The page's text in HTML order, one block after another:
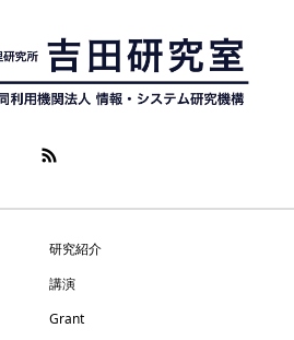
研究紹介
講演
Grant